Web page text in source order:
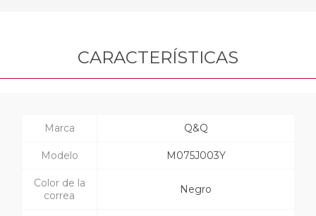
CARACTERÍSTICAS
Marca Q&Q
Modelo M075J003Y
Color de la
correa
Negro